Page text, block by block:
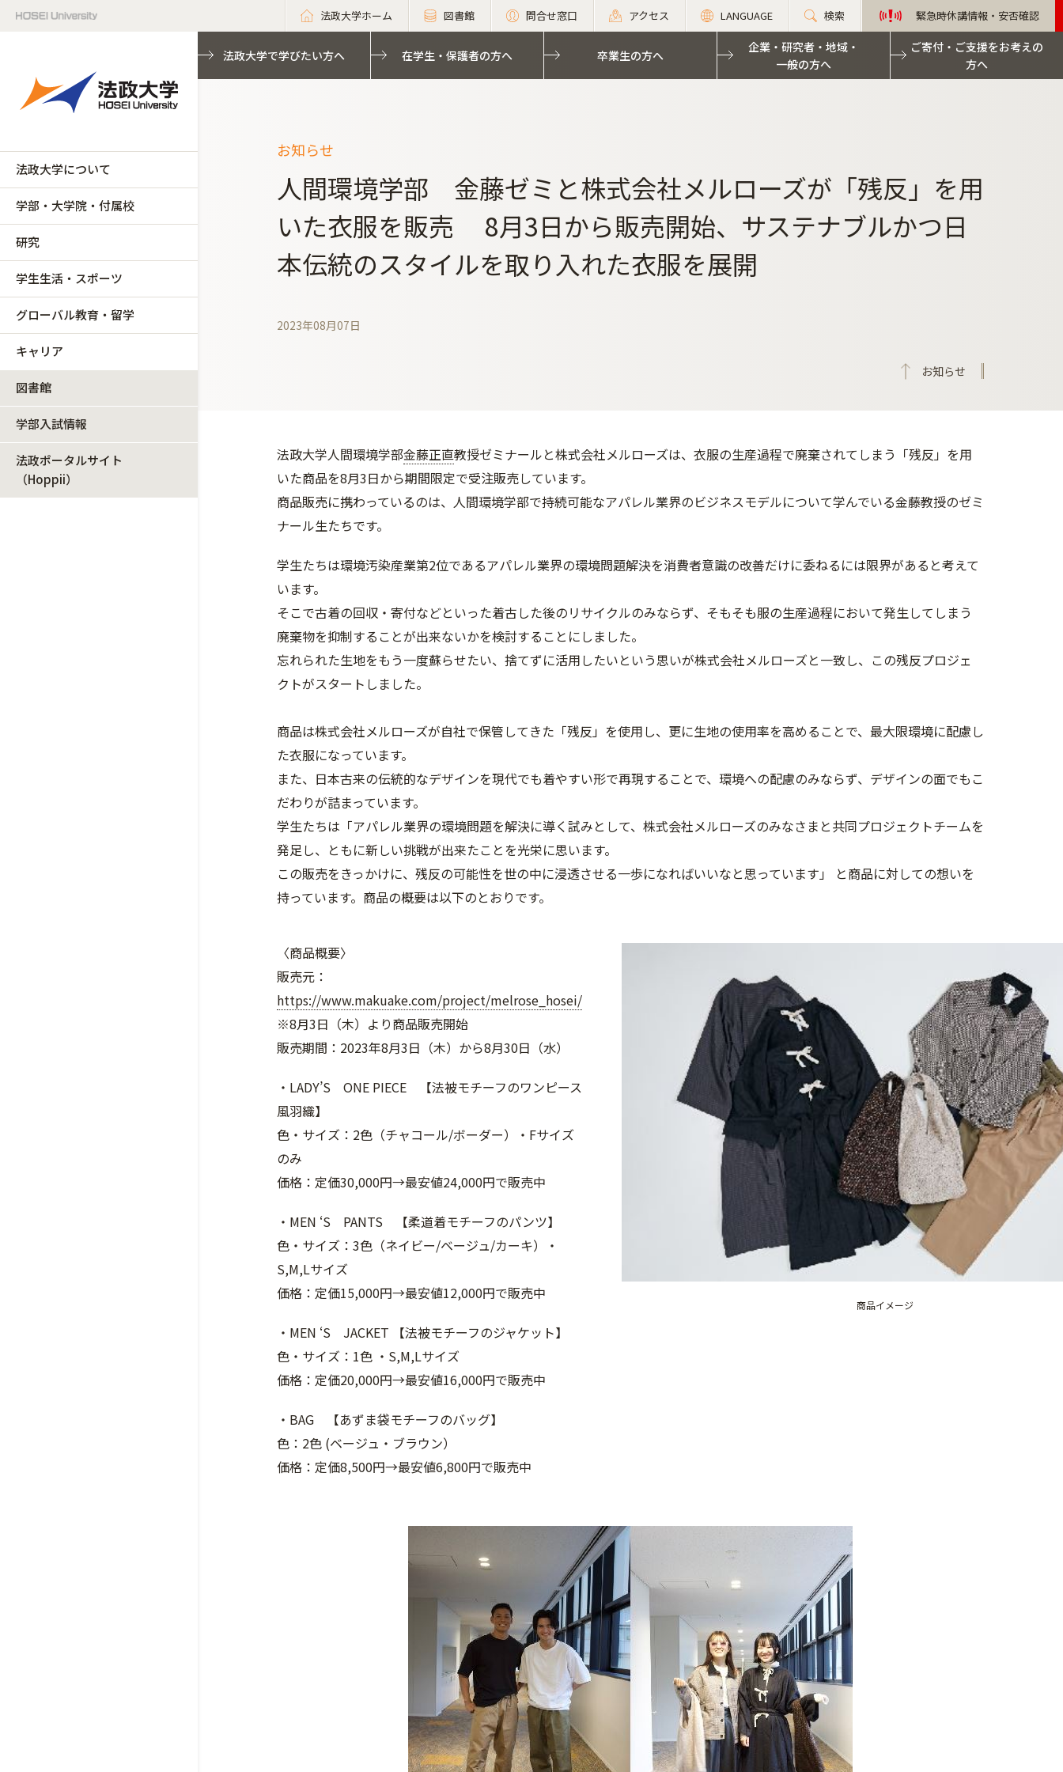
法政大学ホーム 図書館 問合せ窓口 アクセス LANGUAGE 検索 緊急時休講情報・安否確認
法政大学について
学部・大学院・付属校
研究
学生生活・スポーツ
グローバル教育・留学
キャリア
図書館
学部入試情報
法政ポータルサイト
（Hoppii）
法政大学で学びたい方へ 在学生・保護者の方へ 卒業生の方へ
企業・研究者・地域・
一般の方へ
ご寄付・ご支援をお考えの
方へ
お知らせ
人間環境学部 金藤ゼミと株式会社メルローズが「残反」を用
いた衣服を販売 8月3日から販売開始、サステナブルかつ日
本伝統のスタイルを取り入れた衣服を展開
2023年08月07日
お知らせ
法政大学人間環境学部金藤正直教授ゼミナールと株式会社メルローズは、衣服の生産過程で廃棄されてしまう「残反」を用
いた商品を8月3日から期間限定で受注販売しています。
商品販売に携わっているのは、人間環境学部で持続可能なアパレル業界のビジネスモデルについて学んでいる金藤教授のゼミ
ナール生たちです。
学生たちは環境汚染産業第2位であるアパレル業界の環境問題解決を消費者意識の改善だけに委ねるには限界があると考えて
います。
そこで古着の回収・寄付などといった着古した後のリサイクルのみならず、そもそも服の生産過程において発生してしまう
廃棄物を抑制することが出来ないかを検討することにしました。
忘れられた生地をもう一度蘇らせたい、捨てずに活用したいという思いが株式会社メルローズと一致し、この残反プロジェ
クトがスタートしました。
商品は株式会社メルローズが自社で保管してきた「残反」を使用し、更に生地の使用率を高めることで、最大限環境に配慮し
た衣服になっています。
また、日本古来の伝統的なデザインを現代でも着やすい形で再現することで、環境への配慮のみならず、デザインの面でもこ
だわりが詰まっています。
学生たちは「アパレル業界の環境問題を解決に導く試みとして、株式会社メルローズのみなさまと共同プロジェクトチームを
発足し、ともに新しい挑戦が出来たことを光栄に思います。
この販売をきっかけに、残反の可能性を世の中に浸透させる一歩になればいいなと思っています」 と商品に対しての想いを
持っています。商品の概要は以下のとおりです。
〈商品概要〉
販売元：
https://www.makuake.com/project/melrose_hosei/
※8月3日（木）より商品販売開始
販売期間：2023年8月3日（木）から8月30日（水）
・LADY’S ONE PIECE 【法被モチーフのワンピース
風羽織】
色・サイズ：2色（チャコール/ボーダー）・Fサイズ
のみ
価格：定価30,000円→最安値24,000円で販売中
・MEN ‘S PANTS 【柔道着モチーフのパンツ】
色・サイズ：3色（ネイビー/ベージュ/カーキ）・
S,M,Lサイズ
価格：定価15,000円→最安値12,000円で販売中
・MEN ‘S JACKET 【法被モチーフのジャケット】
色・サイズ：1色 ・S,M,Lサイズ
価格：定価20,000円→最安値16,000円で販売中
・BAG 【あずま袋モチーフのバッグ】
色：2色 (ベージュ・ブラウン）
価格：定価8,500円→最安値6,800円で販売中
商品イメージ